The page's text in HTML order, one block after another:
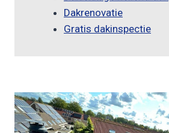
Dakrenovatie
Gratis dakinspectie